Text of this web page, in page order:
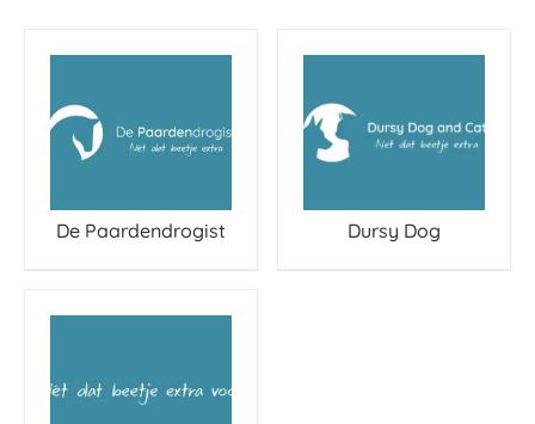
De Paardendrogist Dursy Dog